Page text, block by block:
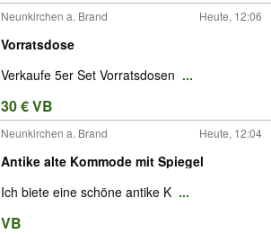
Neunkirchen a. Brand Heute, 12:06
Vorratsdose
Verkaufe 5er Set Vorratsdosen ...
30 € VB
Neunkirchen a. Brand Heute, 12:04
Antike alte Kommode mit Spiegel
Ich biete eine schöne antike K ...
VB